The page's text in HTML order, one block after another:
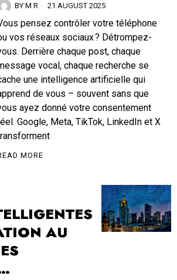
BY M R 21 AUGUST 2025
pensez contrôler votre téléphone
vos réseaux sociaux ? Détrompez-
Derrière chaque post, chaque
vocal, chaque recherche se
une intelligence artificielle qui
de vous – souvent sans que
ayez donné votre consentement
Google, Meta, TikTok, LinkedIn et X
MORE
AU